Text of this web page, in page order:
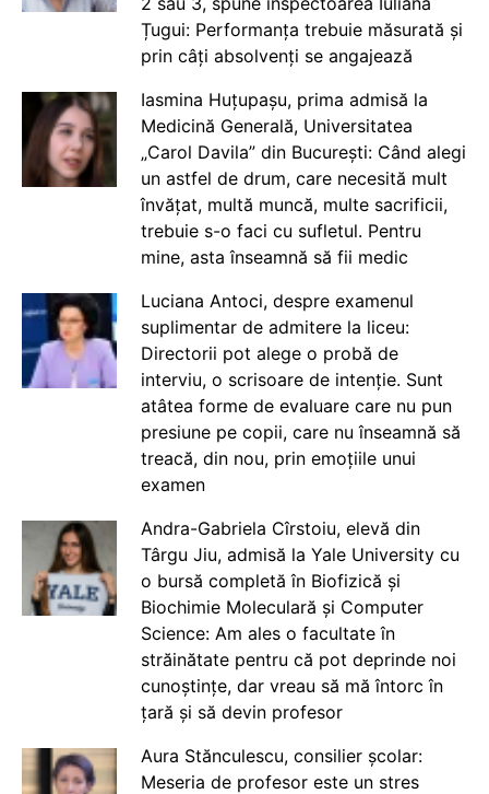
Țugui: Performanța trebuie măsurată și
prin câți absolvenți se angajează
Iasmina Huțupașu, prima admisă la
Medicină Generală, Universitatea
„Carol Davila” din București: Când alegi
un astfel de drum, care necesită mult
învățat, multă muncă, multe sacrificii,
trebuie s-o faci cu sufletul. Pentru
mine, asta înseamnă să fii medic
Luciana Antoci, despre examenul
suplimentar de admitere la liceu:
Directorii pot alege o probă de
interviu, o scrisoare de intenție. Sunt
atâtea forme de evaluare care nu pun
presiune pe copii, care nu înseamnă să
treacă, din nou, prin emoțiile unui
examen
Andra-Gabriela Cîrstoiu, elevă din
Târgu Jiu, admisă la Yale University cu
o bursă completă în Biofizică și
Biochimie Moleculară și Computer
Science: Am ales o facultate în
străinătate pentru că pot deprinde noi
cunoștințe, dar vreau să mă întorc în
țară și să devin profesor
Aura Stănculescu, consilier școlar:
Meseria de profesor este un stres